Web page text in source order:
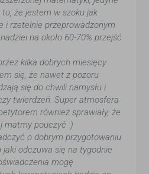
że jestem w szoku jak
i rzetelnie przeprowadzonym
na około 60-70% przejść
kilka dobrych miesięcy
się, że nawet z pozoru
się do chwili namysłu i
twierdzeń. Super atmosfera
również sprawiały, że
matmy pouczyć :)
o dobrym przygotowaniu
odczuwa się na tygodnie
mogę